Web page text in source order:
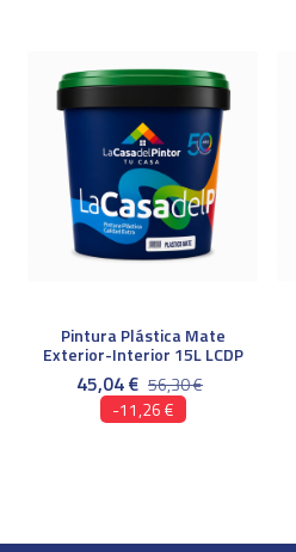
Pintura Plástica Mate
Exterior-Interior 15L LCDP
45,04 € 56,30 €
-11,26 €